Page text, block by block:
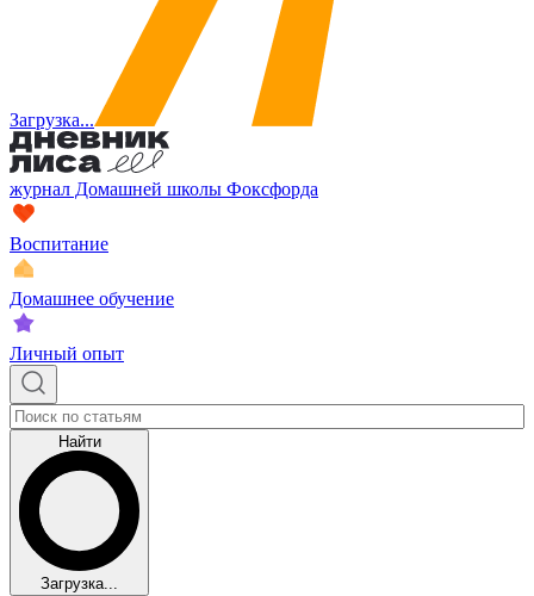
Загрузка...
журнал Домашней школы Фоксфорда
Воспитание
Домашнее обучение
Личный опыт
Найти
Загрузка...